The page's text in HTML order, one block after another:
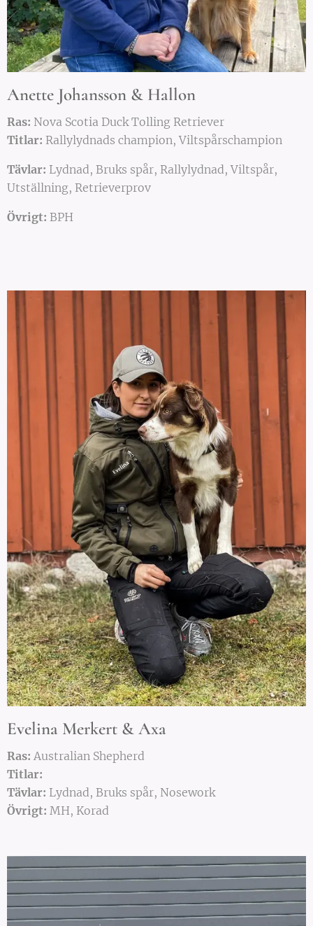
Anette Johansson & Hallon
Ras: Nova Scotia Duck Tolling Retriever
Titlar: Rallylydnads champion, Viltspårschampion
Tävlar: Lydnad, Bruks spår, Rallylydnad, Viltspår,
Utställning, Retrieverprov
Övrigt: BPH
Evelina Merkert & Axa
Ras: Australian Shepherd
Titlar:
Tävlar: Lydnad, Bruks spår, Nosework
Övrigt: MH, Korad